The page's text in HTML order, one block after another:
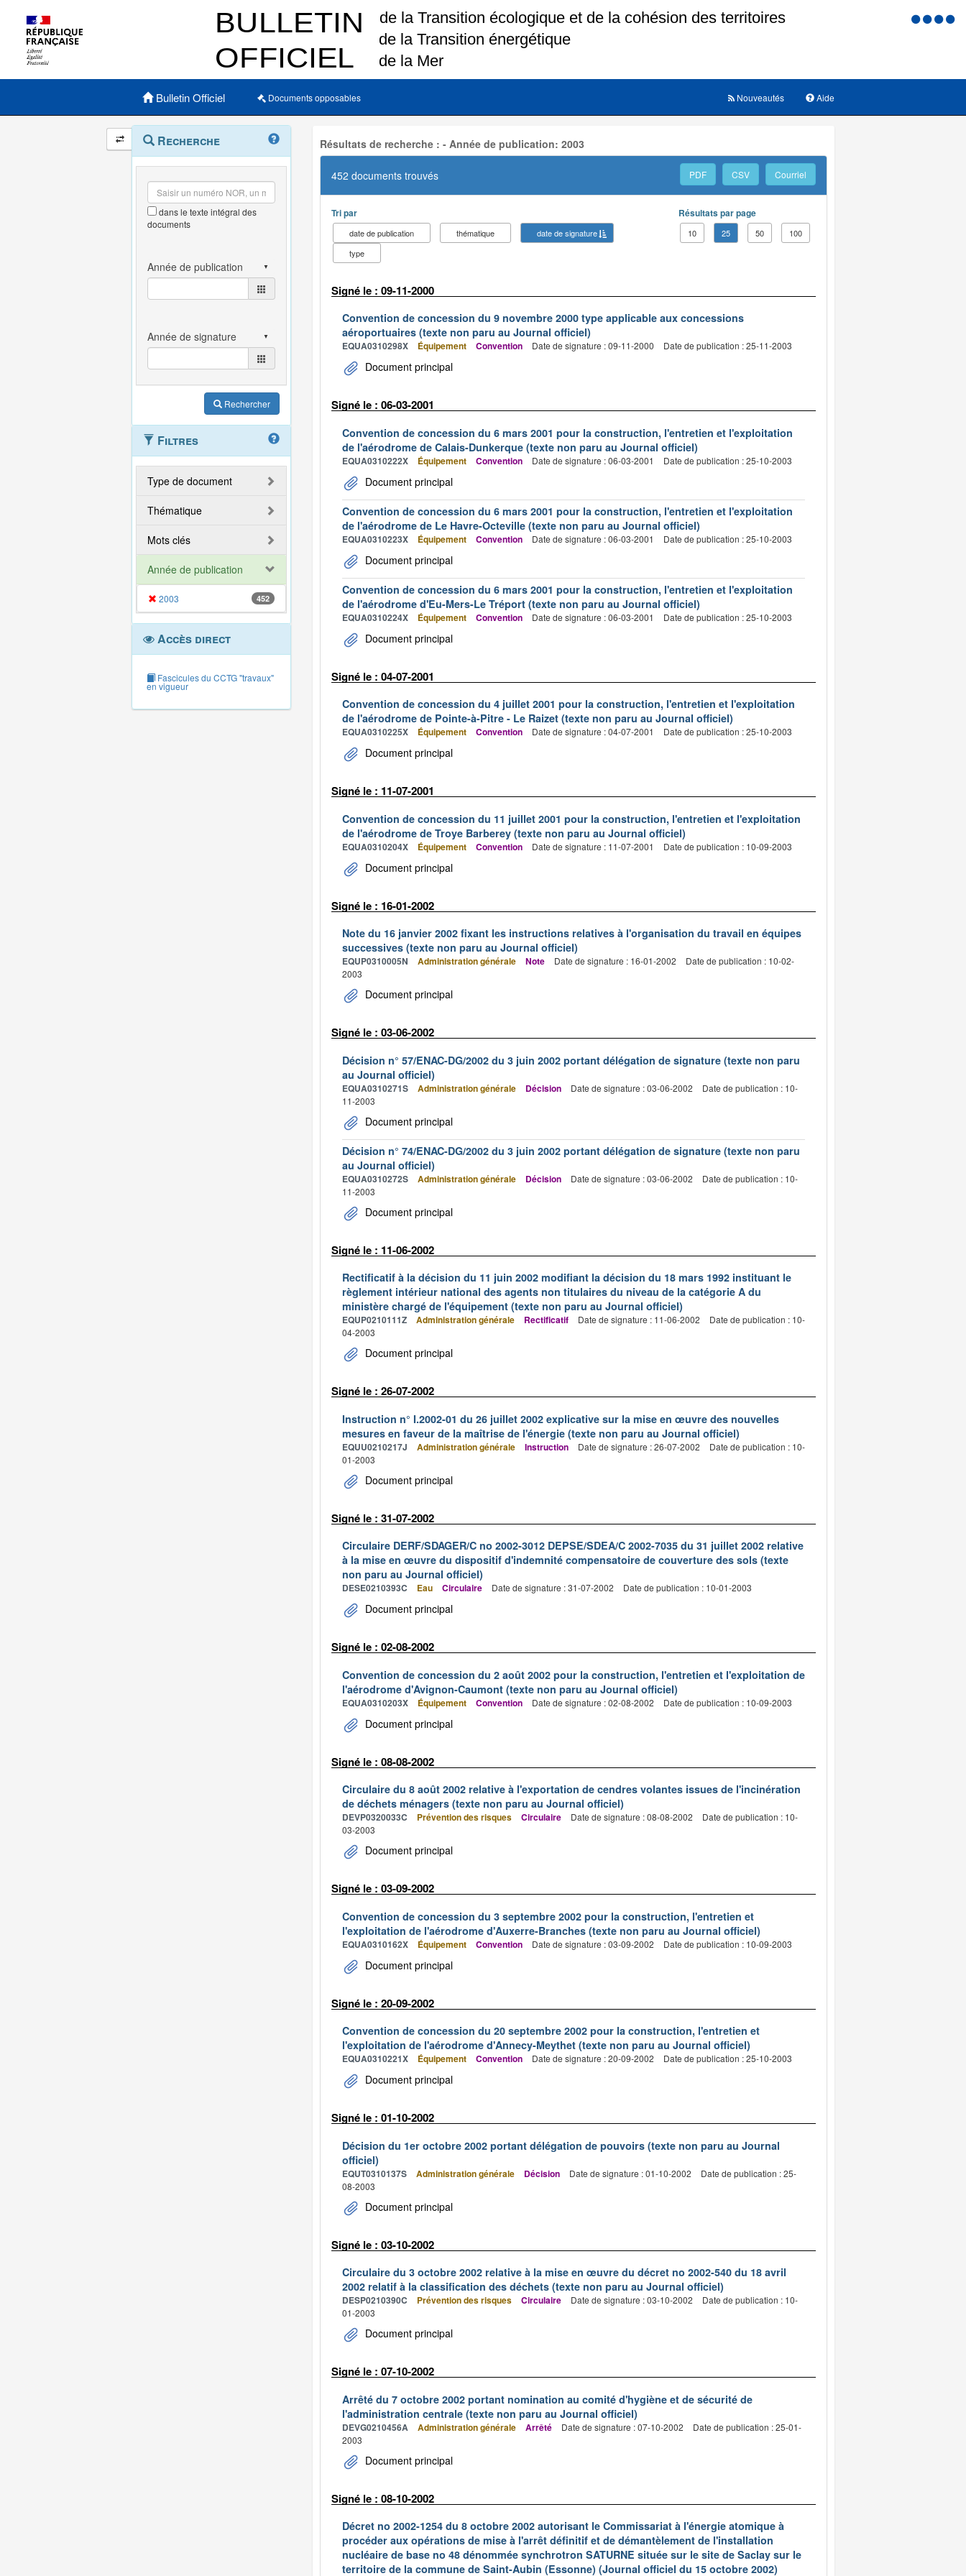
Menu
Menu principal
Bulletin Officiel Documents opposables Aide
Nouveautés
Navigation
et
outils
annexes
Menu
contextuel
Recherche
dans le texte intégral des
documents
Rechercher
Filtres
Type de document
Thématique
Mots clés
Année de publication
2003 452
Accès direct
Fascicules du CCTG "travaux"
en vigueur
Résultats de recherche : - Année de publication: 2003
452 documents trouvés PDF CSV Courriel
Tri par
date de publication thématique
date de signature
type
Résultats par page
10 25 50 100
Signé le : 09-11-2000
Convention de concession du 9 novembre 2000 type applicable aux concessions
aéroportuaires (texte non paru au Journal officiel)
EQUA0310298X Équipement Convention Date de signature : 09-11-2000 Date de publication : 25-11-2003
Document principal
Signé le : 06-03-2001
Convention de concession du 6 mars 2001 pour la construction, l'entretien et l'exploitation
de l'aérodrome de Calais-Dunkerque (texte non paru au Journal officiel)
EQUA0310222X Équipement Convention Date de signature : 06-03-2001 Date de publication : 25-10-2003
Document principal
Convention de concession du 6 mars 2001 pour la construction, l'entretien et l'exploitation
de l'aérodrome de Le Havre-Octeville (texte non paru au Journal officiel)
EQUA0310223X Équipement Convention Date de signature : 06-03-2001 Date de publication : 25-10-2003
Document principal
Convention de concession du 6 mars 2001 pour la construction, l'entretien et l'exploitation
de l'aérodrome d'Eu-Mers-Le Tréport (texte non paru au Journal officiel)
EQUA0310224X Équipement Convention Date de signature : 06-03-2001 Date de publication : 25-10-2003
Document principal
Signé le : 04-07-2001
Convention de concession du 4 juillet 2001 pour la construction, l'entretien et l'exploitation
de l'aérodrome de Pointe-à-Pitre - Le Raizet (texte non paru au Journal officiel)
EQUA0310225X Équipement Convention Date de signature : 04-07-2001 Date de publication : 25-10-2003
Document principal
Signé le : 11-07-2001
Convention de concession du 11 juillet 2001 pour la construction, l'entretien et l'exploitation
de l'aérodrome de Troye Barberey (texte non paru au Journal officiel)
EQUA0310204X Équipement Convention Date de signature : 11-07-2001 Date de publication : 10-09-2003
Document principal
Signé le : 16-01-2002
Note du 16 janvier 2002 fixant les instructions relatives à l'organisation du travail en équipes
successives (texte non paru au Journal officiel)
EQUP0310005N Administration générale Note Date de signature : 16-01-2002
Date de publication : 10-02-
2003
Document principal
Signé le : 03-06-2002
Décision n° 57/ENAC-DG/2002 du 3 juin 2002 portant délégation de signature (texte non paru
au Journal officiel)
EQUA0310271S Administration générale Décision Date de signature : 03-06-2002
Date de publication : 10-
11-2003
Document principal
Décision n° 74/ENAC-DG/2002 du 3 juin 2002 portant délégation de signature (texte non paru
au Journal officiel)
EQUA0310272S Administration générale Décision Date de signature : 03-06-2002
Date de publication : 10-
11-2003
Document principal
Signé le : 11-06-2002
Rectificatif à la décision du 11 juin 2002 modifiant la décision du 18 mars 1992 instituant le
règlement intérieur national des agents non titulaires du niveau de la catégorie A du
ministère chargé de l'équipement (texte non paru au Journal officiel)
EQUP0210111Z Administration générale Rectificatif Date de signature : 11-06-2002
Date de publication : 10-
04-2003
Document principal
Signé le : 26-07-2002
Instruction n° I.2002-01 du 26 juillet 2002 explicative sur la mise en œuvre des nouvelles
mesures en faveur de la maîtrise de l'énergie (texte non paru au Journal officiel)
EQUU0210217J Administration générale Instruction Date de signature : 26-07-2002
Date de publication : 10-
01-2003
Document principal
Signé le : 31-07-2002
Circulaire DERF/SDAGER/C no 2002-3012 DEPSE/SDEA/C 2002-7035 du 31 juillet 2002 relative
à la mise en œuvre du dispositif d'indemnité compensatoire de couverture des sols (texte
non paru au Journal officiel)
DESE0210393C Eau Circulaire Date de signature : 31-07-2002 Date de publication : 10-01-2003
Document principal
Signé le : 02-08-2002
Convention de concession du 2 août 2002 pour la construction, l'entretien et l'exploitation de
l'aérodrome d'Avignon-Caumont (texte non paru au Journal officiel)
EQUA0310203X Équipement Convention Date de signature : 02-08-2002 Date de publication : 10-09-2003
Document principal
Signé le : 08-08-2002
Circulaire du 8 août 2002 relative à l'exportation de cendres volantes issues de l'incinération
de déchets ménagers (texte non paru au Journal officiel)
DEVP0320033C Prévention des risques Circulaire Date de signature : 08-08-2002
Date de publication : 10-
03-2003
Document principal
Signé le : 03-09-2002
Convention de concession du 3 septembre 2002 pour la construction, l'entretien et
l'exploitation de l'aérodrome d'Auxerre-Branches (texte non paru au Journal officiel)
EQUA0310162X Équipement Convention Date de signature : 03-09-2002 Date de publication : 10-09-2003
Document principal
Signé le : 20-09-2002
Convention de concession du 20 septembre 2002 pour la construction, l'entretien et
l'exploitation de l'aérodrome d'Annecy-Meythet (texte non paru au Journal officiel)
EQUA0310221X Équipement Convention Date de signature : 20-09-2002 Date de publication : 25-10-2003
Document principal
Signé le : 01-10-2002
Décision du 1er octobre 2002 portant délégation de pouvoirs (texte non paru au Journal
officiel)
EQUT0310137S Administration générale Décision Date de signature : 01-10-2002
Date de publication : 25-
08-2003
Document principal
Signé le : 03-10-2002
Circulaire du 3 octobre 2002 relative à la mise en œuvre du décret no 2002-540 du 18 avril
2002 relatif à la classification des déchets (texte non paru au Journal officiel)
DESP0210390C Prévention des risques Circulaire Date de signature : 03-10-2002
Date de publication : 10-
01-2003
Document principal
Signé le : 07-10-2002
Arrêté du 7 octobre 2002 portant nomination au comité d'hygiène et de sécurité de
l'administration centrale (texte non paru au Journal officiel)
DEVG0210456A Administration générale Arrêté Date de signature : 07-10-2002
Date de publication : 25-01-
2003
Document principal
Signé le : 08-10-2002
Décret no 2002-1254 du 8 octobre 2002 autorisant le Commissariat à l'énergie atomique à
procéder aux opérations de mise à l'arrêt définitif et de démantèlement de l'installation
nucléaire de base no 48 dénommée synchrotron SATURNE située sur le site de Saclay sur le
territoire de la commune de Saint-Aubin (Essonne) (Journal officiel du 15 octobre 2002)